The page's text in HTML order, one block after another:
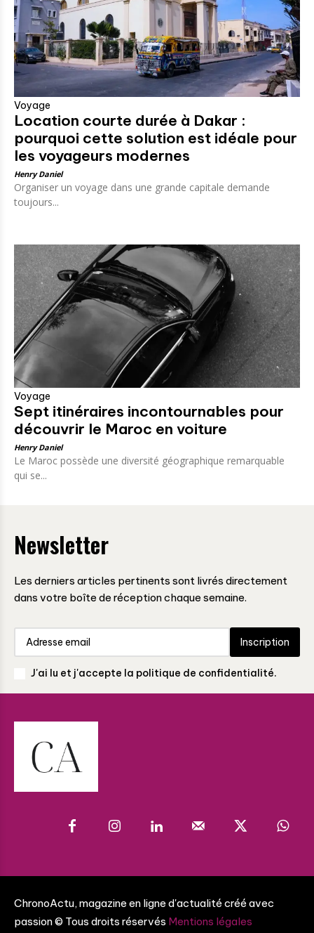
Voyage
Location courte durée à Dakar :
pourquoi cette solution est idéale pour
les voyageurs modernes
Henry Daniel
Organiser un voyage dans une grande capitale demande
toujours...
Voyage
Sept itinéraires incontournables pour
découvrir le Maroc en voiture
Henry Daniel
Le Maroc possède une diversité géographique remarquable
qui se...
Newsletter
Les derniers articles pertinents sont livrés directement
dans votre boîte de réception chaque semaine.
Inscription
J'ai lu et j'accepte la politique de confidentialité.
ChronoActu, magazine en ligne d'actualité créé avec
passion © Tous droits réservés Mentions légales